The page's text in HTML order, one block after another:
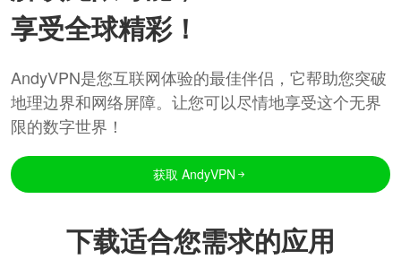
享受全球精彩！
AndyVPN是您互联网体验的最佳伴侣，它帮助您突破
地理边界和网络屏障。让您可以尽情地享受这个无界
限的数字世界！
获取 AndyVPN
下载适合您需求的应用